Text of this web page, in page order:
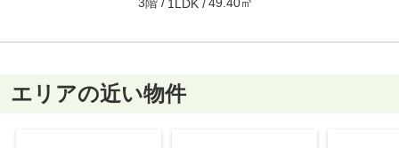
3階 1LDK 49.40㎡
エリアの近い物件